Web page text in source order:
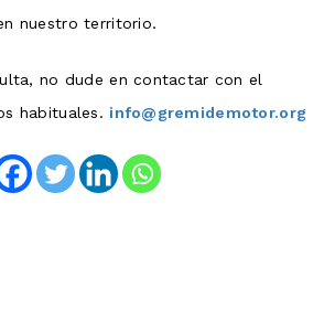
nuestro territorio.
no dude en contactar con el
habituales. info@gremidemotor.org